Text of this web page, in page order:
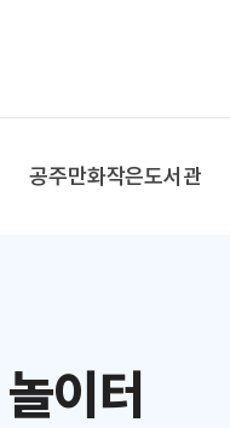
공주만화작은도서관
이터